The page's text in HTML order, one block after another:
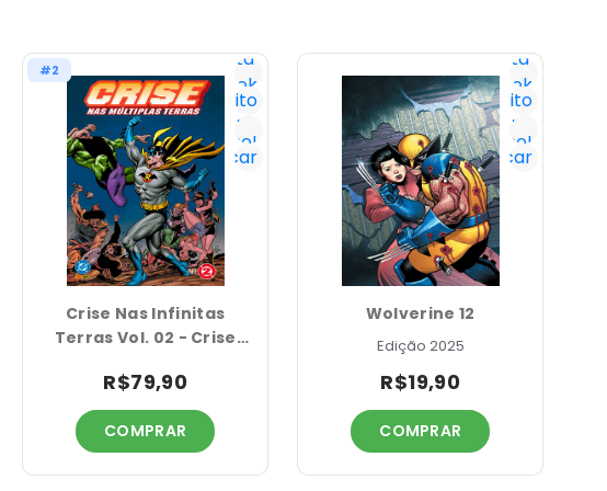
Lista
Geek
Favorito
Já
tenho!
Notificar
#2
Crise Nas Infinitas
Terras Vol. 02 - Crise
Parte 02
R$79,90
COMPRAR
Lista
Geek
Favorito
Já
tenho!
Notificar
Wolverine 12
Edição 2025
R$19,90
COMPRAR